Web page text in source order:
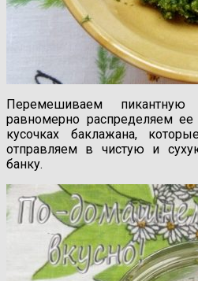
Перемешиваем
равномерно распределяем
кусочках баклажана,
отправляем в чистую и
банку.